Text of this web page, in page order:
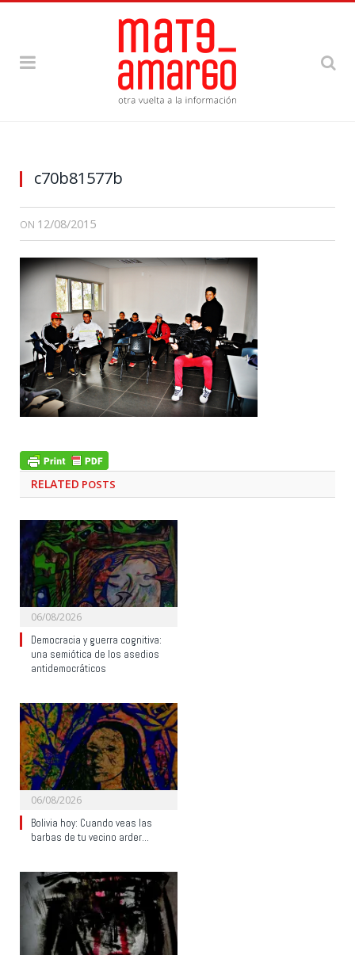
c70b81577b
ON 12/08/2015
RELATED POSTS
06/08/2026
Democracia y guerra cognitiva:
una semiótica de los asedios
antidemocráticos
06/08/2026
Bolivia hoy: Cuando veas las
barbas de tu vecino arder…